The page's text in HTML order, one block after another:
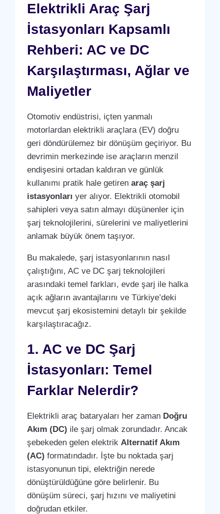
Elektrikli Araç Şarj
İstasyonları Kapsamlı
Rehberi: AC ve DC
Karşılaştırması, Ağlar ve
Maliyetler
Otomotiv endüstrisi, içten yanmalı
motorlardan elektrikli araçlara (EV) doğru
geri döndürülemez bir dönüşüm geçiriyor. Bu
devrimin merkezinde ise araçların menzil
endişesini ortadan kaldıran ve günlük
kullanımı pratik hale getiren araç şarj
istasyonları yer alıyor. Elektrikli otomobil
sahipleri veya satın almayı düşünenler için
şarj teknolojilerini, sürelerini ve maliyetlerini
anlamak büyük önem taşıyor.
Bu makalede, şarj istasyonlarının nasıl
çalıştığını, AC ve DC şarj teknolojileri
arasındaki temel farkları, evde şarj ile halka
açık ağların avantajlarını ve Türkiye’deki
mevcut şarj ekosistemini detaylı bir şekilde
karşılaştıracağız.
1. AC ve DC Şarj
İstasyonları: Temel
Farklar Nelerdir?
Elektrikli araç bataryaları her zaman Doğru
Akım (DC) ile şarj olmak zorundadır. Ancak
şebekeden gelen elektrik Alternatif Akım
(AC) formatındadır. İşte bu noktada şarj
istasyonunun tipi, elektriğin nerede
dönüştürüldüğüne göre belirlenir. Bu
dönüşüm süreci, şarj hızını ve maliyetini
doğrudan etkiler.